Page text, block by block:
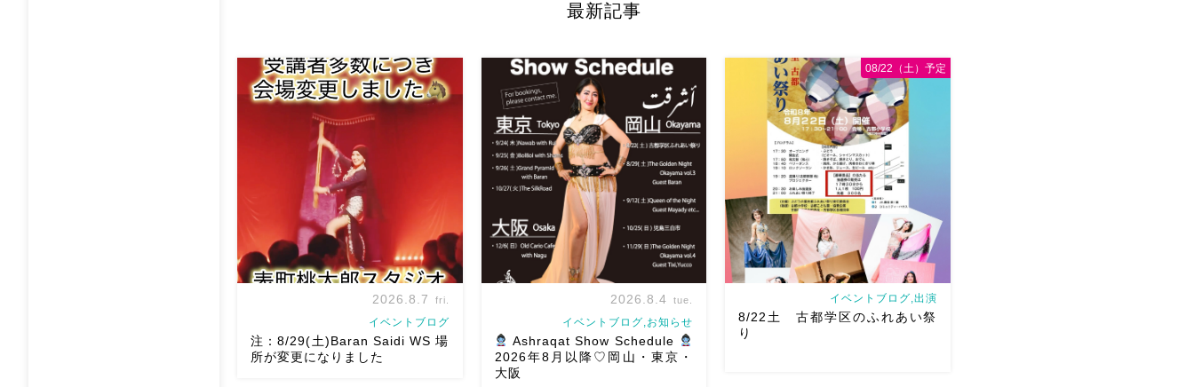
水曜日 11:00木曜日 19:00土曜日
11: […]
円のレッスン体験が今年中は500円で体
ぜひ
【
初心者さん向けクラス
】 ・火曜日 […]
り毎週レッスン開催しています ・オリ
エンタルな雰囲気が好きな方・ […]
最新記事
2026.8.7 fri.
イベントブログ
注：8/29(土)Baran Saidi WS 場
所が変更になりました
2026.8.4 tue.
イベントブログ,お知らせ
Ashraqat Show Schedule
2026年8月以降♡岡山・東京・
大阪
イベントブログ,出演
8/22土 古都学区のふれあい祭
り
08/22（土）予定